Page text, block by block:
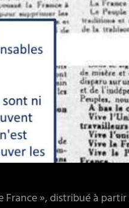
», distribué à